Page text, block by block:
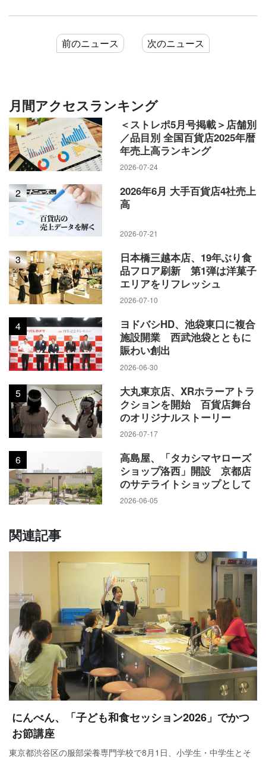
前のニュース 次のニュース
月間アクセスランキング
1
＜ストレポ5月号掲載＞店舗別
／品目別 全国百貨店2025年暦
年売上高ランキング
2026-07-24
2
2026年6月 大手百貨店4社売上
高
2026-07-21
3
日本橋三越本店、19年ぶり食
品フロア刷新 第1弾は洋菓子
エリアをリフレッシュ
2026-07-10
4
ヨドバシHD、池袋東口に複合
施設開業 西武池袋とともに
賑わい創出
2026-06-30
5
大丸東京店、XRホラーアトラ
クションを開始 百貨店舞台
のオリジナルストーリー
2026-07-17
6
高島屋、「タカシマヤローズ
ショップ洛西」開設 京都店
のサテライトショップとして
2026-06-05
関連記事
にんべん、「子ども和食セッション2026」でかつ
お節講座
東京都渋谷区の服部栄養専門学校で8月1日、小学生・中学生とそ